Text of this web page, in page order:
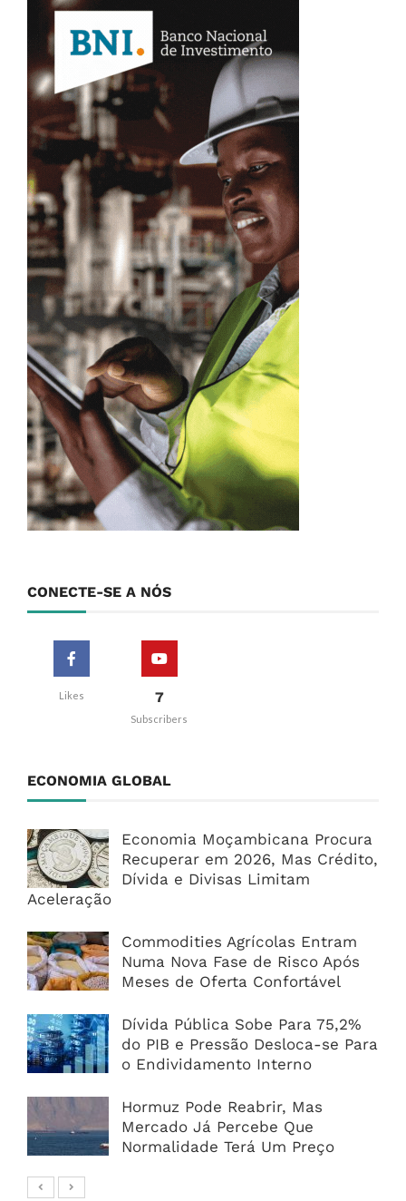
CONECTE-SE A NÓS
Likes 7
Subscribers
ECONOMIA GLOBAL
Economia Moçambicana Procura
Recuperar em 2026, Mas Crédito,
Dívida e Divisas Limitam
Aceleração
Commodities Agrícolas Entram
Numa Nova Fase de Risco Após
Meses de Oferta Confortável
Dívida Pública Sobe Para 75,2%
do PIB e Pressão Desloca-se Para
o Endividamento Interno
Hormuz Pode Reabrir, Mas
Mercado Já Percebe Que
Normalidade Terá Um Preço